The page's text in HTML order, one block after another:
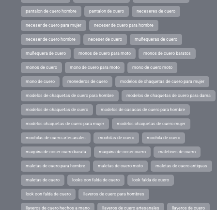
pantalon de cuero hombre pantalon de cuero neceseres de cuero
neceser de cuero para mujer neceser de cuero para hombre
neceser de cuero hombre neceser de cuero muñequeras de cuero
muñequera de cuero monos de cuero para moto monos de cuero baratos
monos de cuero mono de cuero para moto mono de cuero moto
mono de cuero monederos de cuero modelos de chaquetas de cuero para mujer
modelos de chaquetas de cuero para hombre modelos de chaquetas de cuero para dama
modelos de chaquetas de cuero modelos de casacas de cuero para hombre
modelos chaquetas de cuero para mujer modelos chaquetas de cuero mujer
mochilas de cuero artesanales mochilas de cuero mochila de cuero
maquina de coser cuero barata maquina de coser cuero maletines de cuero
maletas de cuero para hombre maletas de cuero moto maletas de cuero antiguas
maletas de cuero looks con falda de cuero look falda de cuero
look con falda de cuero llaveros de cuero para hombres
llaveros de cuero hechos a mano llaveros de cuero artesanales llaveros de cuero